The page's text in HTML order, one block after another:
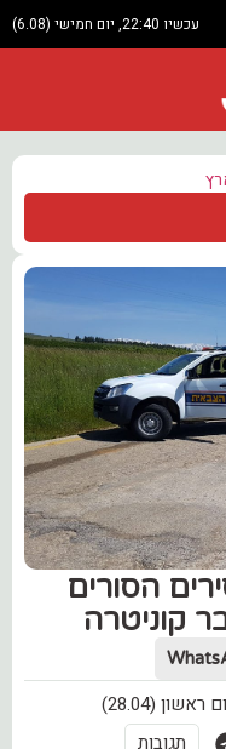
עכשיו 22:40, יום חמישי (6.08)
הסורים
קוניטרה
תגובות